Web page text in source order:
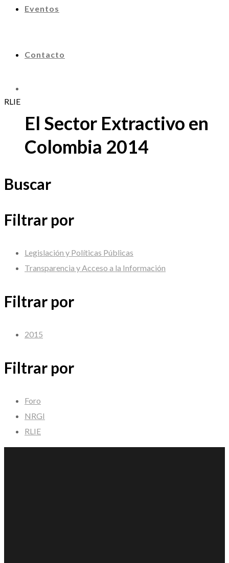
RLIE
Eventos
Contacto
El Sector Extractivo en
Colombia 2014
Buscar
Filtrar por
Legislación y Políticas Públicas
Transparencia y Acceso a la Información
Filtrar por
2015
Filtrar por
Foro
NRGI
RLIE